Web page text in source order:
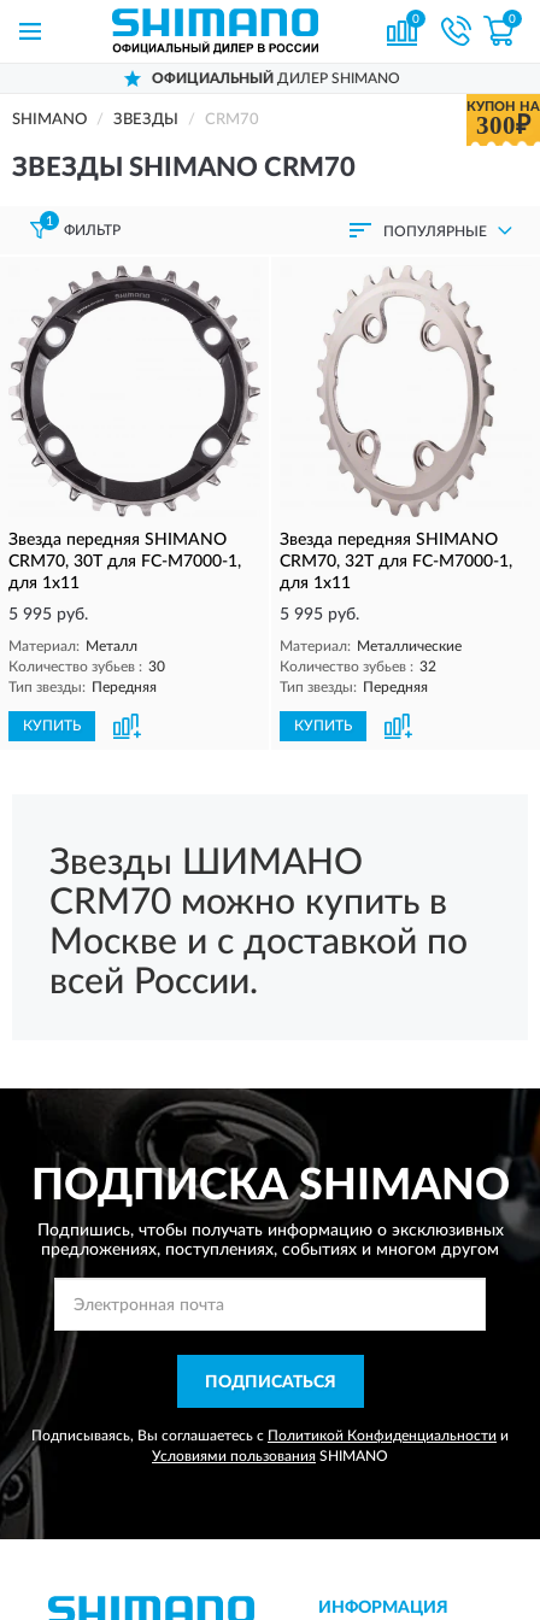
0 0
ОФИЦИАЛЬНЫЙДИЛЕР SHIMANO
КУПОН НА
300₽
SHIMANO ЗВЕЗДЫ CRM70
ЗВЕЗДЫ SHIMANO CRM70
1
ФИЛЬТР ПОПУЛЯРНЫЕ
Звезда передняя SHIMANO
CRM70, 30T для FC-M7000-1,
для 1x11
5 995 руб.
Материал: Металл
Количество зубьев : 30
Тип звезды: Передняя
КУПИТЬ
Звезда передняя SHIMANO
CRM70, 32T для FC-M7000-1,
для 1x11
5 995 руб.
Материал: Металлические
Количество зубьев : 32
Тип звезды: Передняя
КУПИТЬ
Звезды ШИМАНО
CRM70 можно купить в
Москве и с доставкой по
всей России.
ПОДПИСКАSHIMANO
Подпишись, чтобы получать информацию о эксклюзивных
предложениях, поступлениях, событиях и многом другом
ПОДПИСАТЬСЯ
Подписываясь, Вы соглашаетесь с Политикой Конфиденциальности и
Условиями пользования SHIMANO
ИНФОРМАЦИЯ